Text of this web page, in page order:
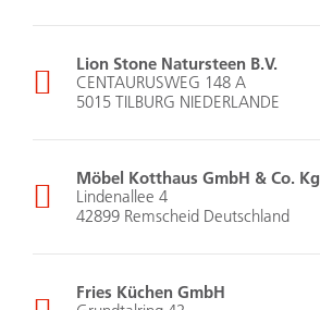
Lion Stone Natursteen B.V.
CENTAURUSWEG 148 A
5015 TILBURG NIEDERLANDE
Möbel Kotthaus GmbH & Co. Kg
Lindenallee 4
42899 Remscheid Deutschland
Fries Küchen GmbH